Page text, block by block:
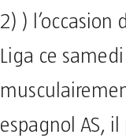
2) ) l’occasion
Liga ce
espagnol AS,